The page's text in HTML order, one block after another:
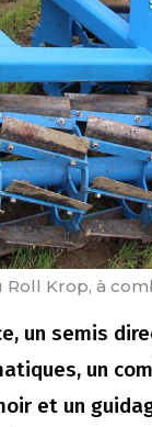
Krop, à
un semis
un
et un